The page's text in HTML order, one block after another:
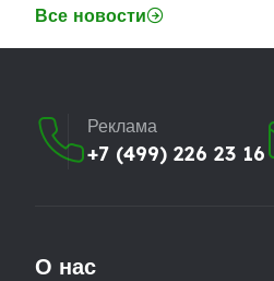
Все новости
Реклама
+7 (499) 226 23 16
О нас